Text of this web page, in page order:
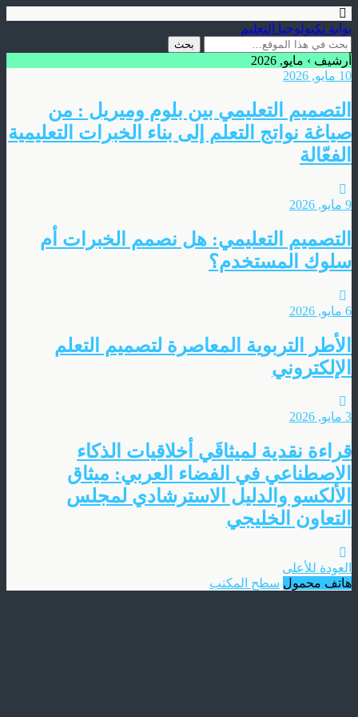
بوابة تكنولوجيا التعليم
أرشيف › مايو, 2026
10 مايو, 2026
التصميم التعليمي بين بلوم وميريل : من
صياغة نواتج التعلم إلى بناء الخبرات التعليمية
الفعّالة
9 مايو, 2026
التصميم التعليمي: هل نصمم الخبرات أم
سلوك المستخدم؟
6 مايو, 2026
الأطر التربوية المعاصرة لتصميم التعلم
الإلكتروني
3 مايو, 2026
قراءة نقدية لميثاقَي أخلاقيات الذكاء
الاصطناعي في الفضاء العربي: ميثاق
الألكسو والدليل الاسترشادي لمجلس
التعاون الخليجي
العودة للأعلى
هاتف محمول سطح المكتب